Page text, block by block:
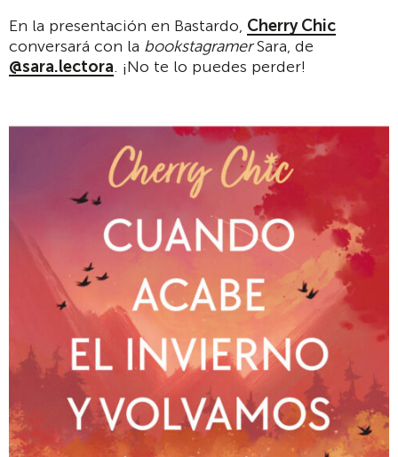
En la presentación en Bastardo, Cherry Chic
conversará con la bookstagramerSara, de
@sara.lectora. ¡No te lo puedes perder!